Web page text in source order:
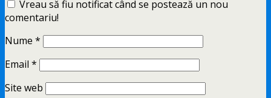
Vreau să fiu notificat când se postează un nou
comentariu!
Nume *
Email *
Site web